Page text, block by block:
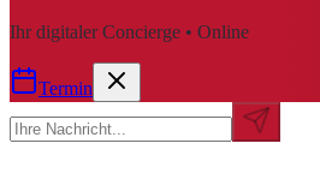
Ihr digitaler Concierge • Online
Termin